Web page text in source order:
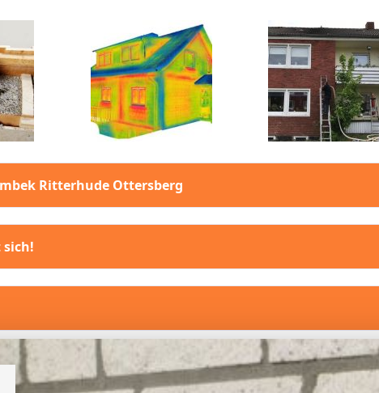
Ritterhude Ottersberg
sich!